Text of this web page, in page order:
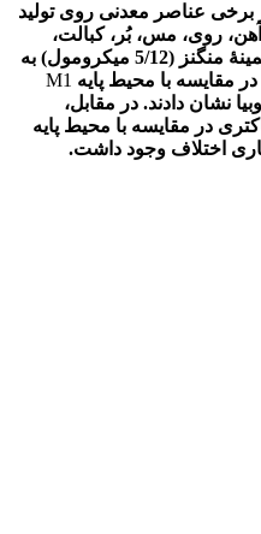
عناصر معدنی روی تولید
روی، مس، بُر، کبالت،
مولیبدن و منگنز بود که هر کدام در سه غلظت مورد استفاده قرار گرفتند. در این میان، غلظت متوسط و بیشینۀ آهن (36 و 72 میکرومول) و مس (7 و 14 میکرومول) و غلظت کمینۀ منگنز (5/12 میکرومول) به
M1
مرگ گیاهچۀ لوبیا نشان دادند. در مقابل،
اختلاف وجود داشت.